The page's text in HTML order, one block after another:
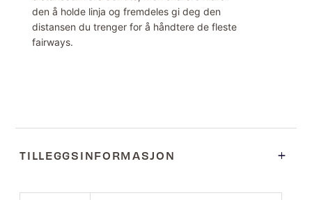
den å holde linja og fremdeles gi deg den
distansen du trenger for å håndtere de fleste
fairways.
TILLEGGSINFORMASJON